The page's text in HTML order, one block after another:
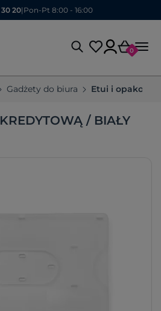
20| Pon-Pt 8:00 - 16:00
0
Gadżety do biura Etui i
/ BIAŁY